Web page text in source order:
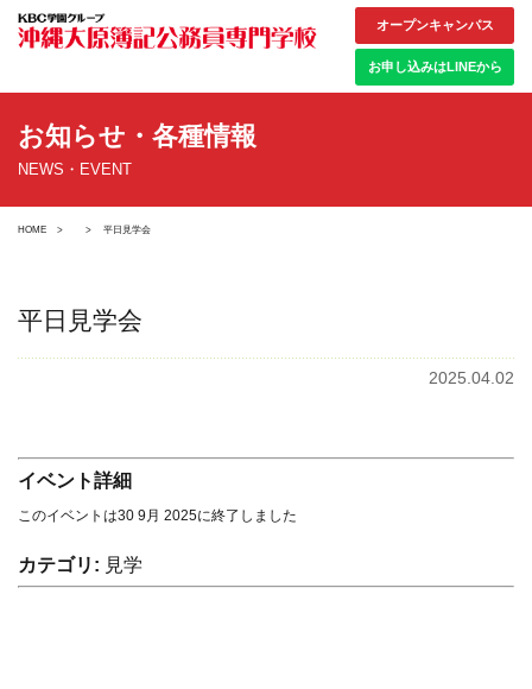
オープンキャンパス
お申し込みはLINEから
お知らせ・各種情報
NEWS・EVENT
HOME 平日見学会
平日見学会
2025.04.02
イベント詳細
このイベントは30 9月 2025に終了しました
カテゴリ: 見学